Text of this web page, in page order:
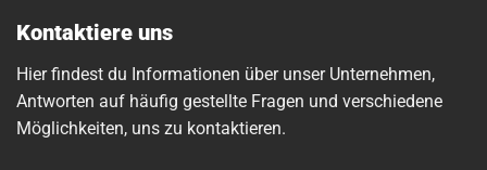
Kontaktiere uns
Hier findest du Informationen über unser Unternehmen,
Antworten auf häufig gestellte Fragen und verschiedene
Möglichkeiten, uns zu kontaktieren.